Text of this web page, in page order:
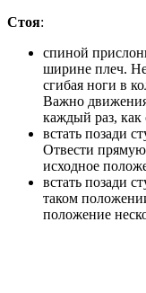
Стоя:
спиной
ширине плеч.
сгибая ноги в
Важно
каждый раз, как
встать позади
Отвести прямую
исходное
встать позади
таком
положение